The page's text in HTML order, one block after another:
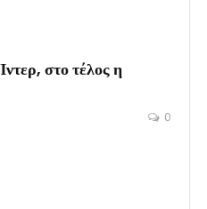
στο τέλος η
0